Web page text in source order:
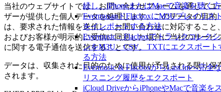
続し、iPhoneまたはMacで音楽を聴く
EvermusanドFlacboxにM3Uプレイリス
をインポートする方法
Evermusic・Flacboxでトラックコレク
ンをM3U、CSV、TXTにエクスポート
る方法
Evermusic & FlacboxからLast.fmへ完全
リスニング履歴をエクスポート
iCloud DriveからiPhoneやMacで音楽を
当社のウェブサイトでは、お問い合わせフォームを通じてユ
ザーが提供した個人データを処理します。このデータの目的
は、要求された情報を送信し、お問い合わせに対応すること
およびお客様が明示的に受信に同意した場合に当社のサービ
に関する電子通信を送信することです。
データは、収集された目的のために使用が予見される限り保
されます。